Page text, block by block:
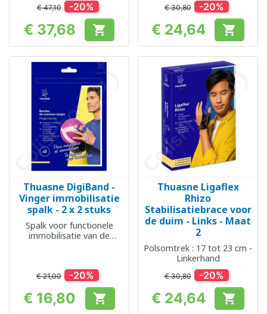
€ 47,10 -20%
Prijs
€ 37,68 
€ 30,80 -20%
Prijs
€ 24,64 
Thuasne DigiBand -
Vinger immobilisatie
spalk - 2 x 2 stuks
Spalk voor functionele
immobilisatie van de
€ 21,00 -20%
Prijs
€ 16,80 
Thuasne Ligaflex
Rhizo
Stabilisatiebrace voor
de duim - Links - Maat
2
Polsomtrek : 17 tot 23 cm -
Linkerhand
€ 30,80 -20%
Prijs
€ 24,64 